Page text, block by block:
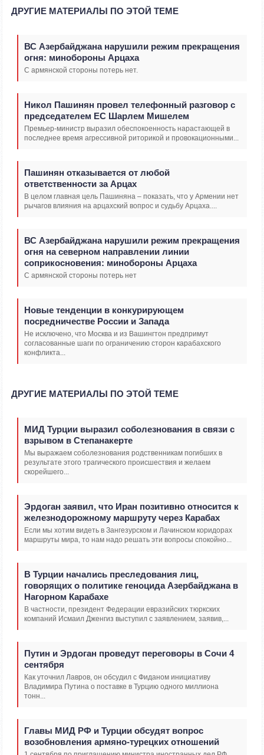
ДРУГИЕ МАТЕРИАЛЫ ПО ЭТОЙ ТЕМЕ
ВС Азербайджана нарушили режим прекращения
огня: минобороны Арцаха
С армянской стороны потерь нет.
Никол Пашинян провел телефонный разговор с
председателем ЕС Шарлем Мишелем
Премьер-министр выразил обеспокоенность нарастающей в
последнее время агрессивной риторикой и провокационными...
Пашинян отказывается от любой
ответственности за Арцах
В целом главная цель Пашиняна – показать, что у Армении нет
рычагов влияния на арцахский вопрос и судьбу Арцаха....
ВС Азербайджана нарушили режим прекращения
огня на северном направлении линии
соприкосновения: минобороны Арцаха
С армянской стороны потерь нет
Новые тенденции в конкурирующем
посредничестве России и Запада
Не исключено, что Москва и из Вашингтон предпримут
согласованные шаги по ограничению сторон карабахского
конфликта...
ДРУГИЕ МАТЕРИАЛЫ ПО ЭТОЙ ТЕМЕ
МИД Турции выразил соболезнования в связи с
взрывом в Степанакерте
Мы выражаем соболезнования родственникам погибших в
результате этого трагического происшествия и желаем
скорейшего...
Эрдоган заявил, что Иран позитивно относится к
железнодорожному маршруту через Карабах
Если мы хотим видеть в Зангезурском и Лачинском коридорах
маршруты мира, то нам надо решать эти вопросы спокойно...
В Турции начались преследования лиц,
говорящих о политике геноцида Азербайджана в
Нагорном Карабахе
В частности, президент Федерации евразийских тюркских
компаний Исмаил Дженгиз выступил с заявлением, заявив,...
Путин и Эрдоган проведут переговоры в Сочи 4
сентября
Как уточнил Лавров, он обсудил с Фиданом инициативу
Владимира Путина о поставке в Турцию одного миллиона
тонн...
Главы МИД РФ и Турции обсудят вопрос
возобновления армяно-турецких отношений